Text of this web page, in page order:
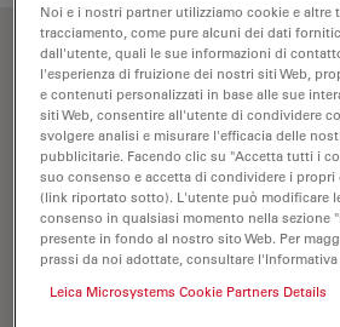
Proprietà ottiche
λabs= 543 nm
εmax= 1,05×10 5M-1cm-1
CF 260 = ε 260 /ε
= 0,26
CF2800 = ε280/εmax= 0,27
Noi e i nostri partner utilizziamo cookie e altre
tracciamento, come pure alcuni dei dati
dall'utente, quali le sue informazioni di
l'esperienza di fruizione dei nostri siti Web,
e contenuti personalizzati in base alle sue
siti Web, consentire all'utente di condividere
svolgere analisi e misurare l'efficacia delle
pubblicitarie. Facendo clic su "Accetta tutti i
suo consenso e accetta di condividere i
(link riportato sotto). L'utente può modificare
consenso in qualsiasi momento nella sezione
presente in fondo al nostro sito Web. Per
prassi da noi adottate, consultare
Leica Microsystems Cookie Partners Details